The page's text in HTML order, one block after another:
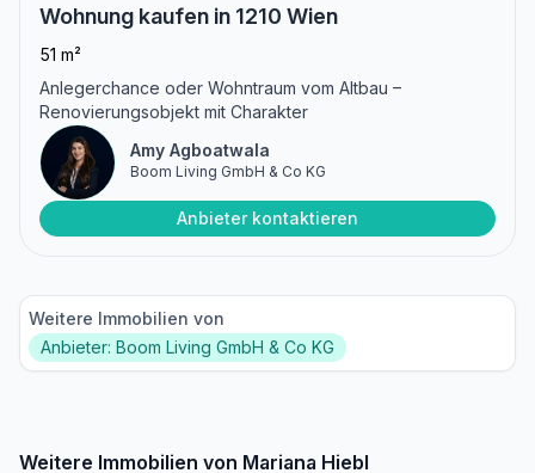
Wohnung kaufen in 1210 Wien
51 m²
Anlegerchance oder Wohntraum vom Altbau –
Renovierungsobjekt mit Charakter
Amy Agboatwala
Boom Living GmbH & Co KG
Anbieter kontaktieren
Weitere Immobilien von
Anbieter: Boom Living GmbH & Co KG
Weitere Immobilien von Mariana Hiebl